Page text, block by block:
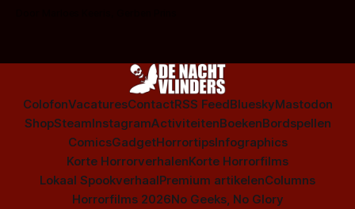
ColofonVacaturesContactRSS FeedBlueskyMastodon
ShopSteamInstagramActiviteitenBoekenBordspellen
ComicsGadgetHorrortipsInfographics
Korte HorrorverhalenKorte Horrorfilms
Lokaal SpookverhaalPremium artikelenColumns
Horrorfilms 2026No Geeks, No Glory